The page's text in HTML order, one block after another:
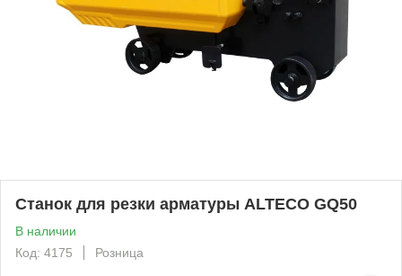
Станок для резки арматуры ALTECO GQ50
В наличии
Код: 4175
Розница